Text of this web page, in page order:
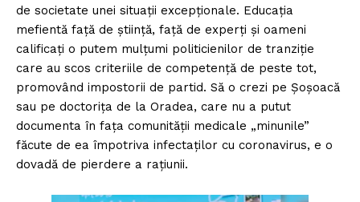
de societate unei situații excepționale. Educația
mefientă față de știință, față de experți și oameni
calificați o putem mulțumi politicienilor de tranziție
care au scos criteriile de competență de peste tot,
promovând impostorii de partid. Să o crezi pe Șoșoacă
sau pe doctorița de la Oradea, care nu a putut
documenta în fața comunității medicale „minunile”
făcute de ea împotriva infectaților cu coronavirus, e o
dovadă de pierdere a rațiunii.